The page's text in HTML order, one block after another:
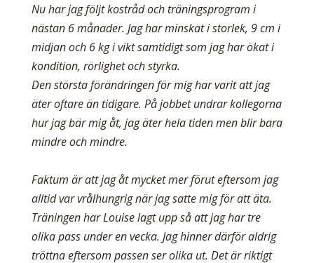
Nu har jag följt kostråd och träningsprogram i
nästan 6 månader. Jag har minskat i storlek, 9 cm i
midjan och 6 kg i vikt samtidigt som jag har ökat i
kondition, rörlighet och styrka.
Den största förändringen för mig har varit att jag
äter oftare än tidigare. På jobbet undrar kollegorna
hur jag bär mig åt, jag äter hela tiden men blir bara
mindre och mindre.
Faktum är att jag åt mycket mer förut eftersom jag
alltid var vrålhungrig när jag satte mig för att äta.
Träningen har Louise lagt upp så att jag har tre
olika pass under en vecka. Jag hinner därför aldrig
tröttna eftersom passen ser olika ut. Det är riktigt